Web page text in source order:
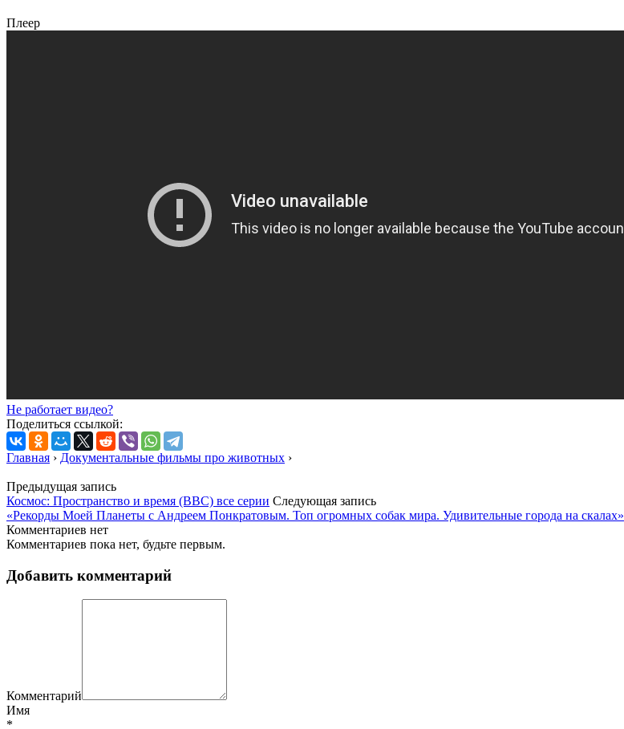
Плеер
Не работает видео?
Поделиться ссылкой:
Главная › Документальные фильмы про животных ›
Предыдущая запись
Космос: Пространство и время (BBC) все серии Следующая запись
«Рекорды Моей Планеты с Андреем Понкратовым. Топ огромных собак мира. Удивительные города на скалах»
Комментариев нет
Комментариев пока нет, будьте первым.
Добавить комментарий
Комментарий
Имя
*